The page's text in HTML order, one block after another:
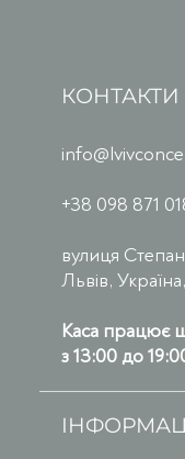
КОНТАКТИ
+38 098 871
вулиця
Львів,
Каса працює
з 13:00 до